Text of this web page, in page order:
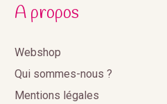
A propos
Webshop
Qui sommes-nous ?
Mentions légales